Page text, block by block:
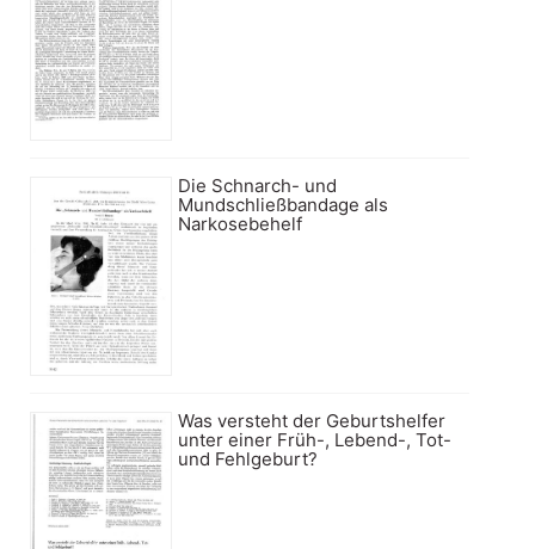
Die Schnarch- und
Mundschließbandage als
Narkosebehelf
Was versteht der Geburtshelfer
unter einer Früh-, Lebend-, Tot-
und Fehlgeburt?